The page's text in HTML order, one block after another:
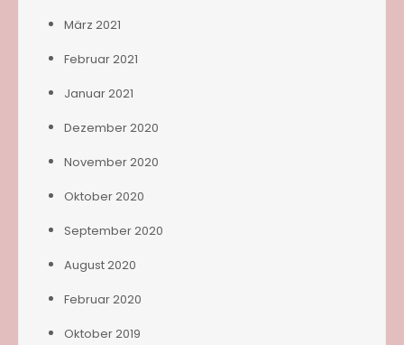
März 2021
Februar 2021
Januar 2021
Dezember 2020
November 2020
Oktober 2020
September 2020
August 2020
Februar 2020
Oktober 2019